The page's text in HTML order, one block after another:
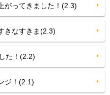
ってきました！(2.3)
なすきま(2.3)
た！(2.2)
ジ！(2.1)